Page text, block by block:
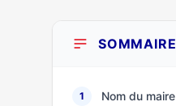
SOMMAIRE
1 Nom du maire